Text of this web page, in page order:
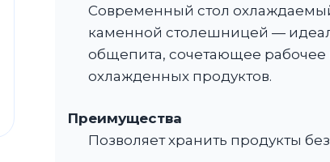
Современный стол охлаждаемый
каменной столешницей —
общепита, сочетающее рабочее
охлажденных продуктов.
Преимущества
Позволяет хранить продукты